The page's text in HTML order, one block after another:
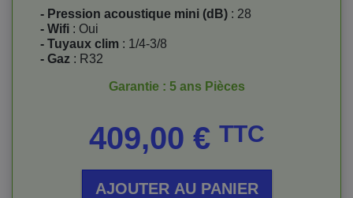
- Pression acoustique mini (dB) : 28
- Wifi : Oui
- Tuyaux clim : 1/4-3/8
- Gaz : R32
Garantie : 5 ans Pièces
409,00 € TTC
AJOUTER AU PANIER